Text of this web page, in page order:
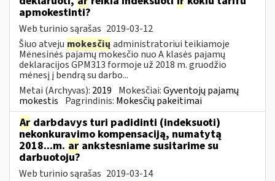
apmokestinti?
Web turinio sąrašas 2019-03-12
Šiuo atveju mokesčių administratoriui teikiamoje
Mėnesinės pajamų mokesčio nuo A klasės pajamų
deklaracijos GPM313 formoje už 2018 m. gruodžio
mėnesį į bendrą su darbo...
Metai (Archyvas): 2019 Mokesčiai:Gyventojų pajamų
mokestis Pagrindinis: Mokesčių pakeitimai
Ar darbdavys turi padidinti (indeksuoti)
nekonkuravimo kompensaciją, numatytą
2018...m. ar ankstesniame susitarime su
darbuotoju?
Web turinio sąrašas 2019-03-14